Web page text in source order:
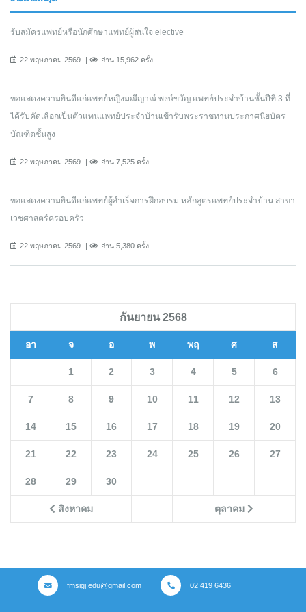
รับสมัครแพทย์หรือนักศึกษาแพทย์ผู้สนใจ elective
22 พฤษภาคม 2569 อ่าน 15,962 ครั้ง
ขอแสดงความยินดีแก่แพทย์หญิงมณีญาณ์ พงษ์ขวัญ แพทย์ประจำบ้านชั้นปีที่ 3 ที่
ได้รับคัดเลือกเป็นตัวแทนแพทย์ประจำบ้านเข้ารับพระราชทานประกาศนียบัตร
บัณฑิตชั้นสูง
22 พฤษภาคม 2569 อ่าน 7,525 ครั้ง
ขอแสดงความยินดีแก่แพทย์ผู้สำเร็จการฝึกอบรม หลักสูตรแพทย์ประจำบ้าน สาขา
เวชศาสตร์ครอบครัว
22 พฤษภาคม 2569 อ่าน 5,380 ครั้ง
กันยายน 2568
อา จ อ พ พฤ ศ ส
สิงหาคม ตุลาคม
1 2 3 4 5 6
7 8 9 10 11 12 13
14 15 16 17 18 19 20
21 22 23 24 25 26 27
28 29 30
fmsigj.edu@gmail.com 02 419 6436